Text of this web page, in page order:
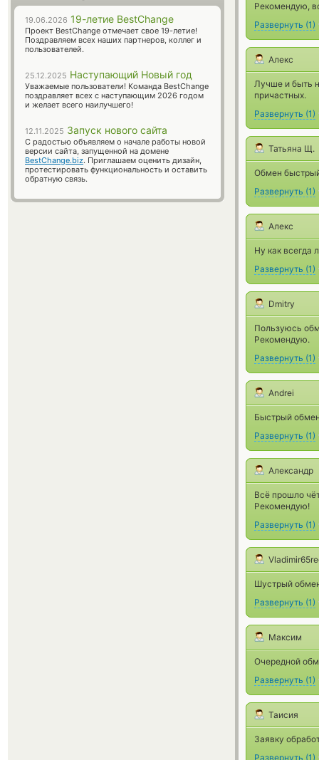
Рекомендую,
Развернуть (1)
Алекс
Лучше и быть
причастных.
Развернуть (1)
Татьяна Щ.
Обмен
Развернуть (1)
Алекс
Ну как всегда
Развернуть (1)
Dmitry
Пользуюсь
Рекомендую.
Развернуть (1)
Andrei
Быстрый
Развернуть (1)
Александр
Всё прошло
Рекомендую!
Развернуть (1)
Шустрый
Развернуть (1)
Максим
Очередной
Развернуть (1)
Таисия
Заявку
Развернуть (1)
19.06.2026 19-летие BestChange
Проект BestChange отмечает свое 19-летие!
Поздравляем всех наших партнеров, коллег и
пользователей.
25.12.2025 Наступающий Новый год
Уважаемые пользователи! Команда BestChange
поздравляет всех с наступающим 2026 годом
и желает всего наилучшего!
12.11.2025 Запуск нового сайта
С радостью объявляем о начале работы новой
версии сайта, запущенной на домене
BestChange.biz. Приглашаем оценить дизайн,
протестировать функциональность и оставить
обратную связь.